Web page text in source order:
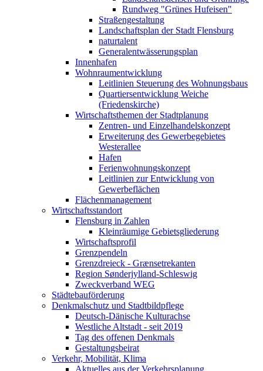
Rundweg "Grünes Hufeisen"
Straßengestaltung
Landschaftsplan der Stadt Flensburg
naturtalent
Generalentwässerungsplan
Innenhafen
Wohnraumentwicklung
Leitlinien Steuerung des Wohnungsbaus
Quartiersentwicklung Weiche
(Friedenskirche)
Wirtschaftsthemen der Stadtplanung
Zentren- und Einzelhandelskonzept
Erweiterung des Gewerbegebietes
Westerallee
Hafen
Ferienwohnungskonzept
Leitlinien zur Entwicklung von
Gewerbeflächen
Flächenmanagement
Wirtschaftsstandort
Flensburg in Zahlen
Kleinräumige Gebietsgliederung
Wirtschaftsprofil
Grenzpendeln
Grenzdreieck - Grænsetrekanten
Region Sønderjylland-Schleswig
Zweckverband WEG
Städtebauförderung
Denkmalschutz und Stadtbildpflege
Deutsch-Dänische Kulturachse
Westliche Altstadt - seit 2019
Tag des offenen Denkmals
Gestaltungsbeirat
Verkehr, Mobilität, Klima
Aktuelles aus der Verkehrsplanung